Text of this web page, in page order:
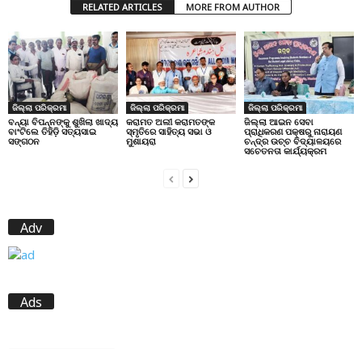
RELATED ARTICLES MORE FROM AUTHOR
ଜିଲ୍ଲା ପରିକ୍ରମା
ବନ୍ୟା ବିପନ୍ନଙ୍କୁ ଶୁଖିଲା ଖାଦ୍ୟ
ବାଂଟିଲେ ତିହିଡି଼ ସତ୍ୟସାଇ
ସଙ୍ଗଠନ
ଜିଲ୍ଲା ପରିକ୍ରମା
କରାମତ ଅଲୀ କରାମତଙ୍କ
ସ୍ମୃତିରେ ସାହିତ୍ୟ ସଭା ଓ
ମୁଶାୟରା
ଜିଲ୍ଲା ପରିକ୍ରମା
ଜିଲ୍ଲା ଆଇନ ସେବା
ପ୍ରାଧିକରଣ ପକ୍ଷରୁ ନାରାୟଣ
ଚନ୍ଦ୍ର ଉଚ୍ଚ ବିଦ୍ୟାଳୟରେ
ସଚେତନତା କାର୍ଯ୍ୟକ୍ରମ
Adv
Ads